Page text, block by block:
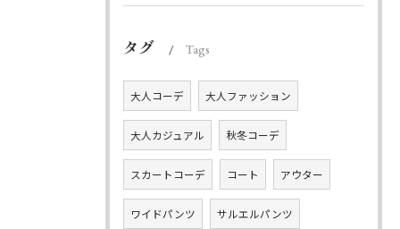
タグ Tags
大人コーデ 大人ファッション
大人カジュアル 秋冬コーデ
スカートコーデ コート アウター
ワイドパンツ サルエルパンツ